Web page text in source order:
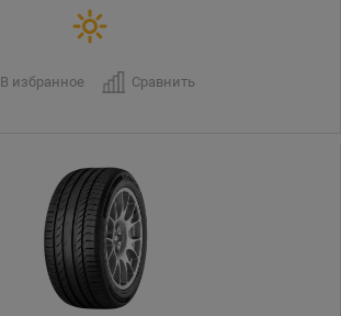
В избранное Сравнить